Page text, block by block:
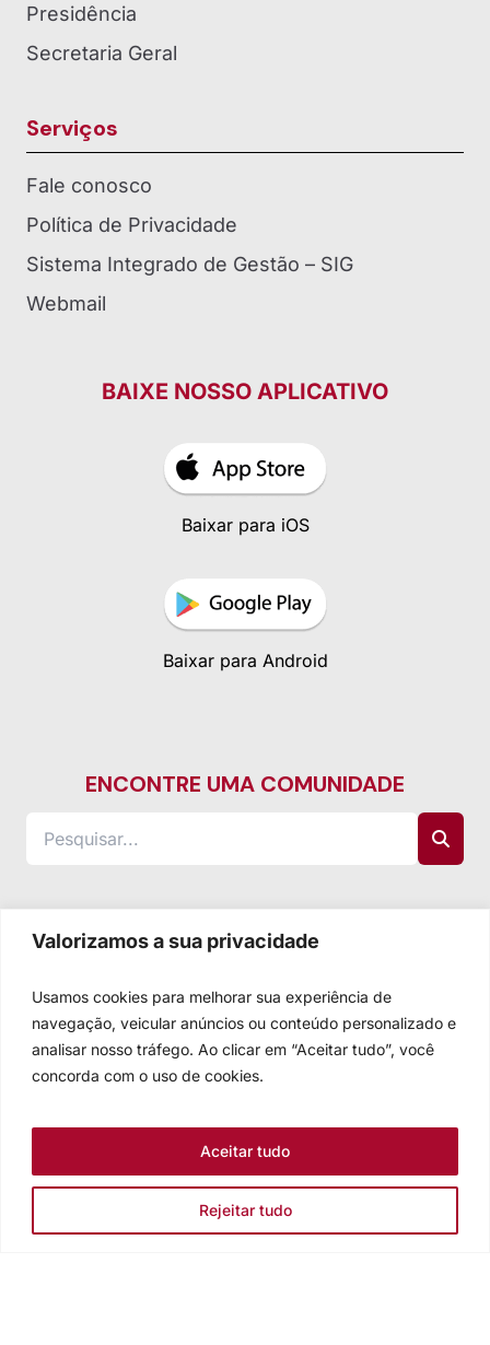
Valorizamos a sua privacidade
Usamos cookies para melhorar sua experiência de
navegação, veicular anúncios ou conteúdo personalizado e
analisar nosso tráfego. Ao clicar em “Aceitar tudo”, você
concorda com o uso de cookies.
Rejeitar tudo
Aceitar tudo
Presidência
Secretaria Geral
Serviços
Fale conosco
Política de Privacidade
Sistema Integrado de Gestão – SIG
Webmail
BAIXE NOSSO APLICATIVO
Baixar para iOS
Baixar para Android
ENCONTRE UMA COMUNIDADE